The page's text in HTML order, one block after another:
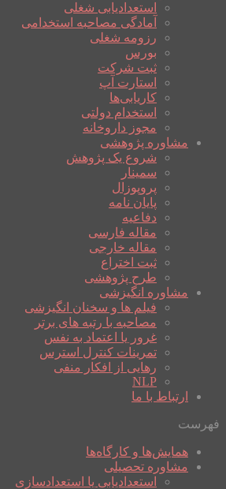
استعدادیابی شغلی
آمادگی مصاحبه استخدامی
رزومه شغلی
بورس
ثبت شرکت
استارت آپ
کاریابی‌ها
استخدام دولتی
مجوز داروخانه
مشاوره پژوهشی
شروع یک پژوهش
سمینار
پروپوزال
پایان نامه
دفاعیه
مقاله فارسی
مقاله خارجی
ثبت اختراع
طرح پژوهشی
مشاوره انگیزشی
فیلم ها و سخنان انگیزشی
مصاحبه با رتبه های برتر
غرور یا اعتماد به نفس
تمرینات کنترل استرس
رهایی از افکار منفی
NLP
ارتباط با ما
فهرست
همایش‌ها و کارگاه‌ها
مشاوره تحصیلی
استعدادیابی یا استعدادسازی